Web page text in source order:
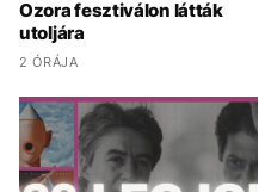
Ozora fesztiválon látták
utoljára
2 ÓRÁJA